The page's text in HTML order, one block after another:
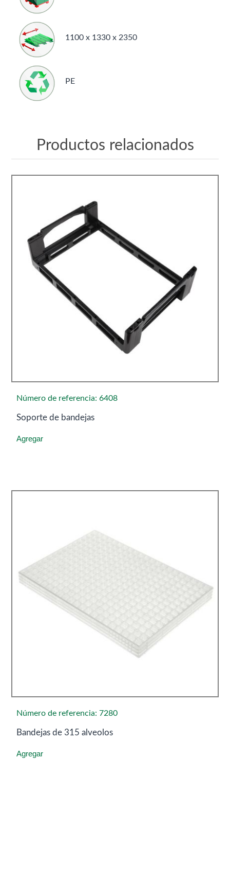
1100 x 1330 x 2350
PE
Productos relacionados
Número de referencia: 6408
Soporte de bandejas
Agregar
Número de referencia: 7280
Bandejas de 315 alveolos
Agregar